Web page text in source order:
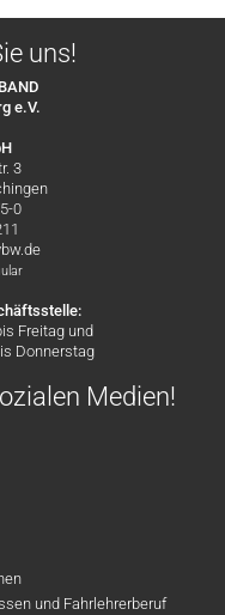
uns!
e.V.
3
0
Freitag und
Donnerstag
Medien!
und Fahrlehrerberuf